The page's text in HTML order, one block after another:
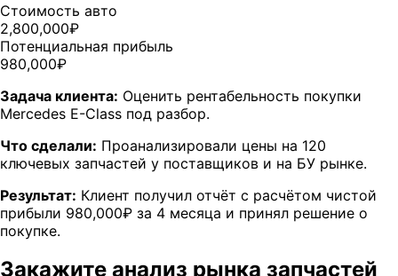
Стоимость авто
2,800,000₽
Потенциальная прибыль
980,000₽
Задача клиента: Оценить рентабельность покупки
Mercedes E-Class под разбор.
Что сделали: Проанализировали цены на 120
ключевых запчастей у поставщиков и на БУ рынке.
Результат: Клиент получил отчёт с расчётом чистой
прибыли 980,000₽ за 4 месяца и принял решение о
покупке.
Закажите анализ рынка запчастей